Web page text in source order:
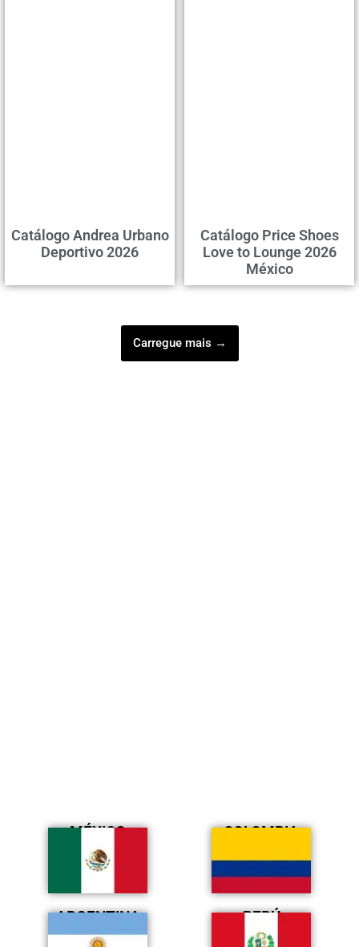
Catálogo Andrea Urbano
Deportivo 2026
Catálogo Price Shoes
Love to Lounge 2026
México
Carregue mais →
MÉXICO COLOMBIA
ARGENTINA PERÚ